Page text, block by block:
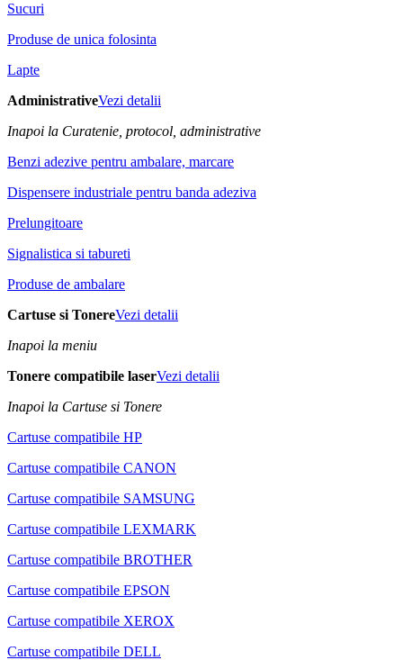
Sucuri
Produse de unica folosinta
Lapte
AdministrativeVezi detalii
Inapoi la Curatenie, protocol, administrative
Benzi adezive pentru ambalare, marcare
Dispensere industriale pentru banda adeziva
Prelungitoare
Signalistica si tabureti
Produse de ambalare
Cartuse si TonereVezi detalii
Inapoi la meniu
Tonere compatibile laserVezi detalii
Inapoi la Cartuse si Tonere
Cartuse compatibile HP
Cartuse compatibile CANON
Cartuse compatibile SAMSUNG
Cartuse compatibile LEXMARK
Cartuse compatibile BROTHER
Cartuse compatibile EPSON
Cartuse compatibile XEROX
Cartuse compatibile DELL